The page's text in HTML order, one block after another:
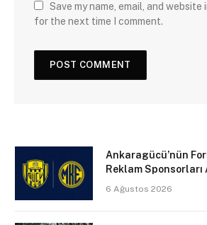
Save my name, email, and website
for the next time I comment.
Ankaragücü’nün
Reklam Sponsorları
6 Ağustos 2026